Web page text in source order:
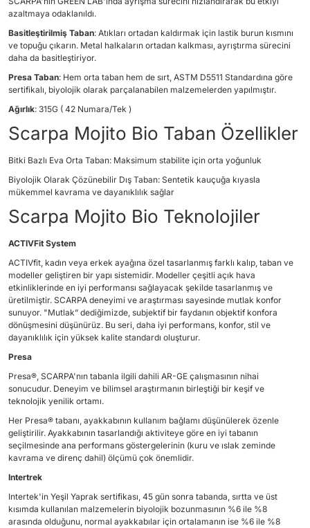
azaltmaya odaklanıldı.
Basitleştirilmiş Taban: Atıkları ortadan kaldırmak için lastik burun kısmını
ve topuğu çıkarın. Metal halkaların ortadan kalkması, ayrıştırma sürecini
daha da basitleştiriyor.
Presa Taban: Hem orta taban hem de sırt, ASTM D5511 Standardına göre
sertifikalı, biyolojik olarak parçalanabilen malzemelerden yapılmıştır.
Ağırlık: 315G ( 42 Numara/Tek )
Scarpa Mojito Bio Taban Özellikler
Bitki Bazlı Eva Orta Taban: Maksimum stabilite için orta yoğunluk
Biyolojik Olarak Çözünebilir Dış Taban: Sentetik kauçuğa kıyasla
mükemmel kavrama ve dayanıklılık sağlar
Scarpa Mojito Bio Teknolojiler
ACTIVFit System
ACTIVfit, kadın veya erkek ayağına özel tasarlanmış farklı kalıp, taban ve
modeller geliştiren bir yapı sistemidir. Modeller çeşitli açık hava
etkinliklerinde en iyi performansı sağlayacak şekilde tasarlanmış ve
üretilmiştir. SCARPA deneyimi ve araştırması sayesinde mutlak konfor
sunuyor. "Mutlak” dediğimizde, subjektif bir faydanın objektif konfora
dönüşmesini düşünürüz. Bu seri, daha iyi performans, konfor, stil ve
dayanıklılık için yüksek kalite standardı oluşturur.
Presa
Presa®, SCARPA'nın tabanla ilgili dahili AR-GE çalışmasının nihai
sonucudur. Deneyim ve bilimsel araştırmanın birleştiği bir keşif ve
teknolojik yenilik ortamı.
Her Presa® tabanı, ayakkabının kullanım bağlamı düşünülerek özenle
geliştirilir. Ayakkabının tasarlandığı aktiviteye göre en iyi tabanın
seçilmesinde ana performans göstergelerinin (kuru ve ıslak zeminde
kavrama ve direnç dahil) ölçümü çok önemlidir.
Intertrek
Intertek'in Yeşil Yaprak sertifikası, 45 gün sonra tabanda, sırtta ve üst
kısımda kullanılan malzemelerin biyolojik bozunmasının %6 ile %8
arasında olduğunu, normal ayakkabılar için ortalamanın ise %6 ile %8